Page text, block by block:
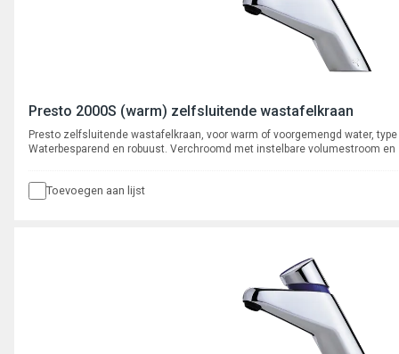
Presto 2000S (warm) zelfsluitende wastafelkraan
Presto zelfsluitende wastafelkraan, voor warm of voorgemengd water,
Waterbesparend en robuust. Verchroomd met instelbare volumestroom
Toevoegen aan lijst